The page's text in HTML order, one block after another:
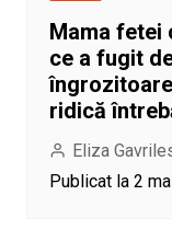
Mama fetei
ce a fugit
ridică
Eliza
Publicat la 2